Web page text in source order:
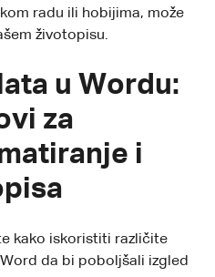
radu ili hobijima, može
životopisu.
u Wordu:
za
i
kako iskoristiti različite
da bi poboljšali izgled